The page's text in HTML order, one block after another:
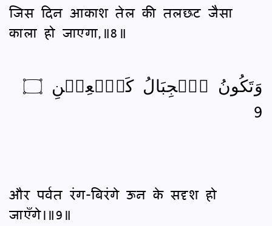
जिस दिन आकाश तेल की तलछट जैसा
काला हो जाएगा,॥8॥
وَتَكُونُ ٱلۡجِبَالُ كَٱلۡعِهۡنِ ۝
9
और पर्वत रंग-बिरंगे ऊन के सदृश हो
जाएँगे।॥9॥